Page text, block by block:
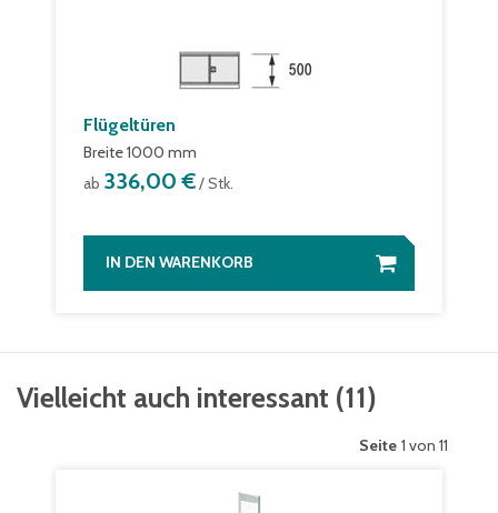
Flügeltüren
Breite 1000 mm
ab 336,00 €/ Stk.
IN DEN WARENKORB
Vielleicht auch interessant (11)
Seite 1 von 11